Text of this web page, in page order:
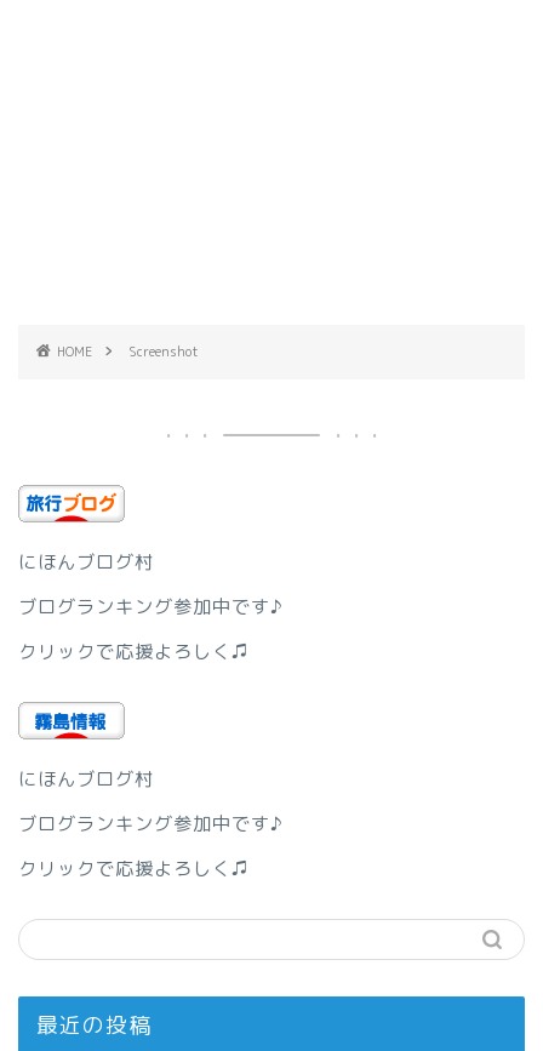
HOME Screenshot
にほんブログ村
ブログランキング参加中です♪
クリックで応援よろしく♫
にほんブログ村
ブログランキング参加中です♪
クリックで応援よろしく♫
最近の投稿